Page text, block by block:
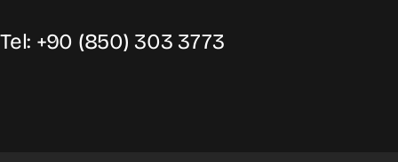
Tel: +90 (850) 303 3773